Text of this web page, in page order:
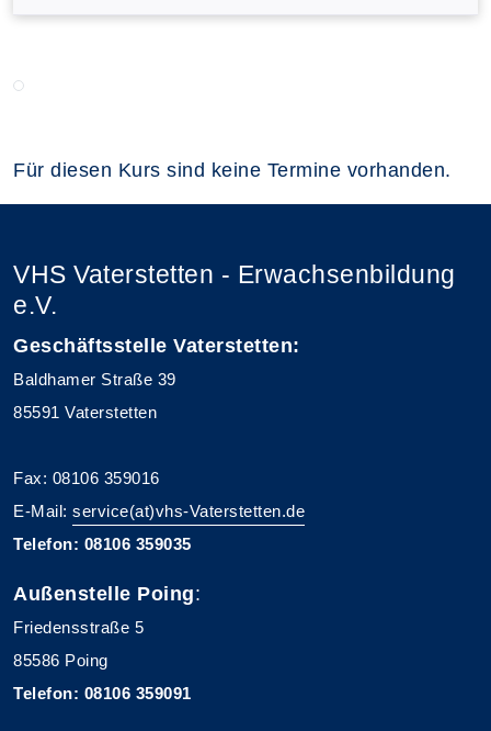
Für diesen Kurs sind keine Termine vorhanden.
VHS Vaterstetten - Erwachsenbildung
e.V.
Geschäftsstelle Vaterstetten:
Baldhamer Straße 39
85591 Vaterstetten
Fax: 08106 359016
E-Mail: service(at)vhs-Vaterstetten.de
Telefon: 08106 359035
Außenstelle Poing:
Friedensstraße 5
85586 Poing
Telefon: 08106 359091